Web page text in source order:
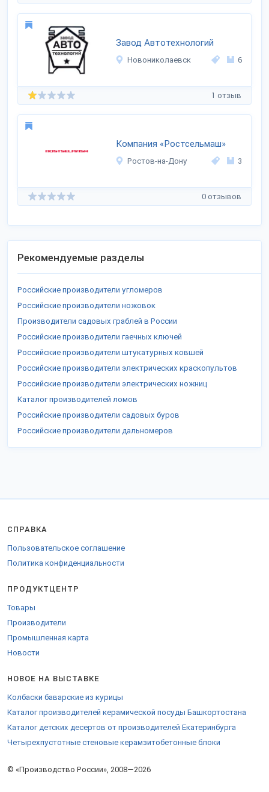
Завод Автотехнологий
Новониколаевск 6
1 отзыв
Компания «Ростсельмаш»
Ростов-на-Дону 3
0 отзывов
Рекомендуемые разделы
Российские производители угломеров
Российские производители ножовок
Производители садовых граблей в России
Российские производители гаечных ключей
Российские производители штукатурных ковшей
Российские производители электрических краскопультов
Российские производители электрических ножниц
Каталог производителей ломов
Российские производители садовых буров
Российские производители дальномеров
© «Производство России», 2008—2026
СПРАВКА
Пользовательское соглашение
Политика конфиденциальности
ПРОДУКТЦЕНТР
Товары
Производители
Промышленная карта
Новости
НОВОЕ НА ВЫСТАВКЕ
Колбаски баварские из курицы
Каталог производителей керамической посуды Башкортостана
Каталог детских десертов от производителей Екатеринбурга
Четырехпустотные стеновые керамзитобетонные блоки